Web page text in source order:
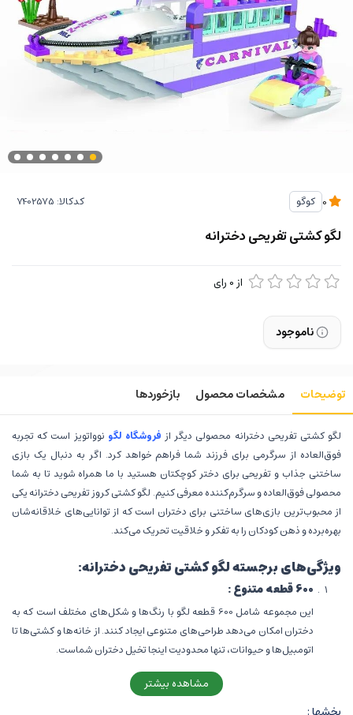
کوگو کدکالا:
لگو کشتی تفریحی دخترانه
از 0 رای
ناموجود
توضیحات مشخصات محصول بازخوردها
لگو کشتی تفریحی دخترانه محصولی دیگر از فروشگاه لگو نوواتویز است که تجربه
فوق‌العاده از سرگرمی برای فرزند شما فراهم خواهد کرد. اگر به دنبال یک بازی
ساختنی جذاب و تفریحی برای دختر کوچکتان هستید با ما همراه شوید تا به شما
محصولی فوق‌العاده و سرگرم‌کننده معرفی کنیم. لگو کشتی کروز تفریحی دخترانه یکی
از محبوب‌ترین بازی‌های ساختنی برای دختران است که از توانایی‌های خلاقانه‌شان
بهره‌برده و ذهن کودکان را به تفکر و خلاقیت تحریک می‌کند.
ویژگی‌های برجسته لگو کشتی تفریحی دخترانه:
600 قطعه متنوع :
این مجموعه شامل 600 قطعه لگو با رنگ‌ها و شکل‌های مختلف است که به
دختران امکان می‌دهد طراحی‌های متنوعی ایجاد کنند. از خانه‌ها و کشتی‌ها تا
اتومبیل‌ها و حیوانات، تنها محدودیت اینجا تخیل دختران شماست.
این مجموعه بازی ساختنی برای دختران، ساعت‌ها سرگرمی فراهم می‌کند. آنها
مشاهده بیشتر